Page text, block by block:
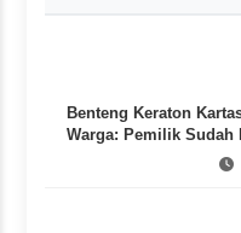
Benteng Keraton
Warga: Pemilik Sudah